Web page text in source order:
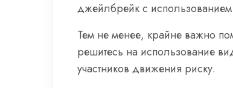
джейлбрейк с
Тем не менее, крайне важно
решитесь на использование
участников движения риску.